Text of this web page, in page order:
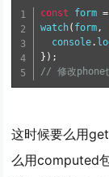
const form =
watch( form,
  console
.
} ) ;
// 修改phone
这时候要么用
么用computed